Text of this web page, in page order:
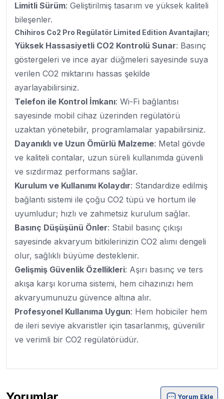
Limitli Sürüm: Geliştirilmiş tasarım ve yüksek kaliteli
bileşenler.
Chihiros Co2 Pro Regülatör Limited Edition Avantajları;
Yüksek Hassasiyetli CO2 Kontrolü Sunar: Basınç
göstergeleri ve ince ayar düğmeleri sayesinde suya
verilen CO2 miktarını hassas şekilde
ayarlayabilirsiniz.
Telefon ile Kontrol İmkanı: Wi-Fi bağlantısı
sayesinde mobil cihaz üzerinden regülatörü
uzaktan yönetebilir, programlamalar yapabilirsiniz.
Dayanıklı ve Uzun Ömürlü Malzeme: Metal gövde
ve kaliteli contalar, uzun süreli kullanımda güvenli
ve sızdırmaz performans sağlar.
Kurulum ve Kullanımı Kolaydır: Standardize edilmiş
bağlantı sistemi ile çoğu CO2 tüpü ve hortum ile
uyumludur; hızlı ve zahmetsiz kurulum sağlar.
Basınç Düşüşünü Önler: Stabil basınç çıkışı
sayesinde akvaryum bitkilerinizin CO2 alımı dengeli
olur, sağlıklı büyüme desteklenir.
Gelişmiş Güvenlik Özellikleri: Aşırı basınç ve ters
akışa karşı koruma sistemi, hem cihazınızı hem
akvaryumunuzu güvence altına alır.
Profesyonel Kullanıma Uygun: Hem hobiciler hem
de ileri seviye akvaristler için tasarlanmış, güvenilir
ve verimli bir CO2 regülatörüdür.
Yorum Ekle